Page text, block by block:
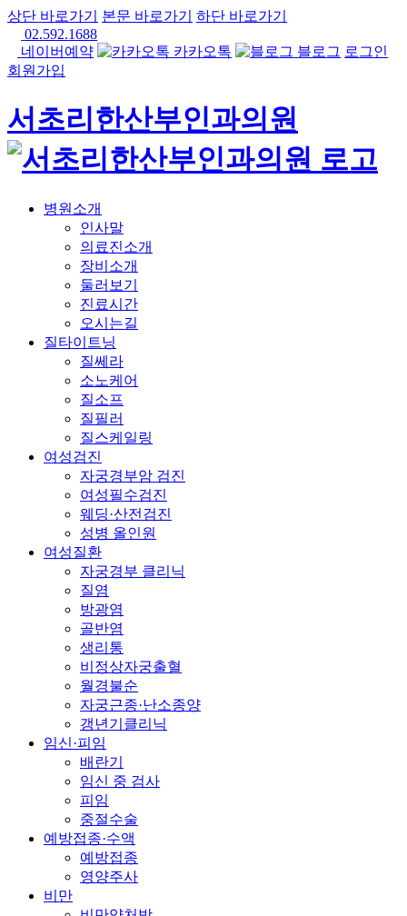
상단 바로가기 본문 바로가기
하단 바로가기
02.592.1688
네이버예약
카카오톡 블로그 로그인
회원가입
서초리한산부인과의원
병원소개
인사말
의료진소개
장비소개
둘러보기
진료시간
오시는길
질타이트닝
질쎄라
소노케어
질소프
질필러
질스케일링
여성검진
자궁경부암 검진
여성필수검진
웨딩·산전검진
성병 올인원
여성질환
자궁경부 클리닉
질염
방광염
골반염
생리통
비정상자궁출혈
월경불순
자궁근종·난소종양
갱년기클리닉
임신·피임
배란기
임신 중 검사
피임
중절수술
예방접종·수액
예방접종
영양주사
비만